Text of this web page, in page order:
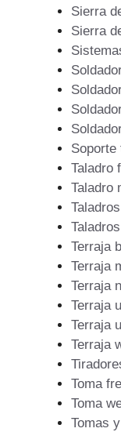
Sierra
Sierra
Soporte
Taladro
Taladro
Terraja
Terraja
Terraja
Terraja
Terraja
Terraja
Toma
Toma
Tomas